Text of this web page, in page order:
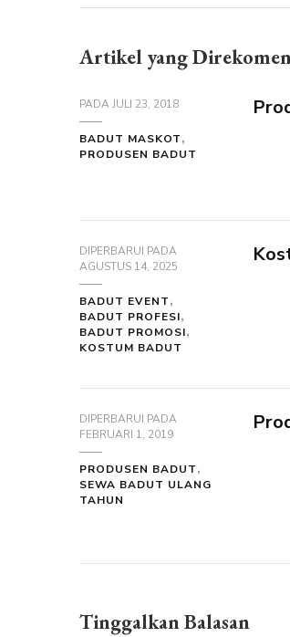
Artikel yang
PADAJULI 23, 2018
BADUT MASKOT
PRODUSEN BADUT
DIPERBARUI PADA
AGUSTUS 14, 2025
BADUT EVENT
BADUT PROFESI
BADUT PROMOSI
KOSTUM BADUT
DIPERBARUI PADA
FEBRUARI 1, 2019
PRODUSEN BADUT
SEWA BADUT ULANG
TAHUN
Tinggalkan Balasan